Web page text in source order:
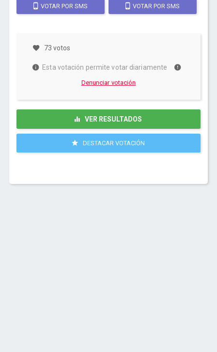
VOTAR POR SMS VOTAR POR SMS
73 votos
Esta votación permite votar diariamente
Denunciar votación
VER RESULTADOS
DESTACAR VOTACIÓN